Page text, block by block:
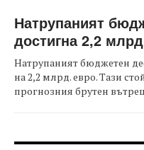
Натрупаният
достигна 2,2
Натрупаният бюджетен
на 2,2 млрд. евро. Тази
прогнозния брутен